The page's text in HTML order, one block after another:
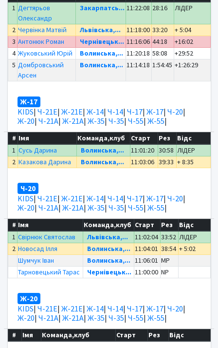
1 Дегтярьов
Олександр
Закарпатсь... 11:22:08 28:16 ЛІДЕР
2 Червінка Матвій Львівська,... 11:18:00 33:20
+ 5:04
3 Антонюк Роман Чернівецьк... 11:16:06 44:18
+16:02
4 Жуковський Юрій Волинська,... 11:20:18 58:08
+29:52
5 Домбровський
Арсен
Волинська,... 11:14:18 1:54:45 +1:26:29
Ж-17
KIDS| Ч-21Е| Ж-21Е| Ж-14| Ч-14| Ч-17| Ж-17| Ч-20|
Ж-20| Ч-21А| Ж-21А| Ж-35| Ч-35| Ч-55| Ж-55|
# Імя Команда,клуб Старт Рез
Відс
1 Сусь Дарина Волинська,... 11:01:20 30:58 ЛІДЕР
2 Казакова Дарина Волинська,... 11:03:06 39:33 + 8:35
Ч-20
KIDS| Ч-21Е| Ж-21Е| Ж-14| Ч-14| Ч-17| Ж-17| Ч-20|
Ж-20| Ч-21А| Ж-21А| Ж-35| Ч-35| Ч-55| Ж-55|
# Імя Команда,клуб Старт Рез
Відс
1 Свірнюк Святослав Львівська,... 11:02:04 33:52 ЛІДЕР
2 Новосад Ілля Волинська,... 11:04:01 38:54 + 5:02
Шумчук Іван
Волинська,... 11:06:01 MP
Тарновецький Тарас
Чернівецьк... 11:00:00 NP
Ж-20
KIDS| Ч-21Е| Ж-21Е| Ж-14| Ч-14| Ч-17| Ж-17| Ч-20|
Ж-20| Ч-21А| Ж-21А| Ж-35| Ч-35| Ч-55| Ж-55|
# Імя Команда,клуб Старт Рез Відс